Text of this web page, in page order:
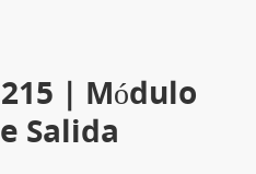
| Módulo
Salida